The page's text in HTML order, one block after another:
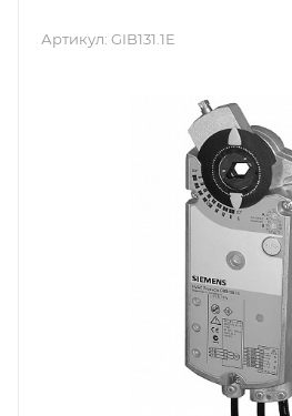
Артикул: GIB131.1E